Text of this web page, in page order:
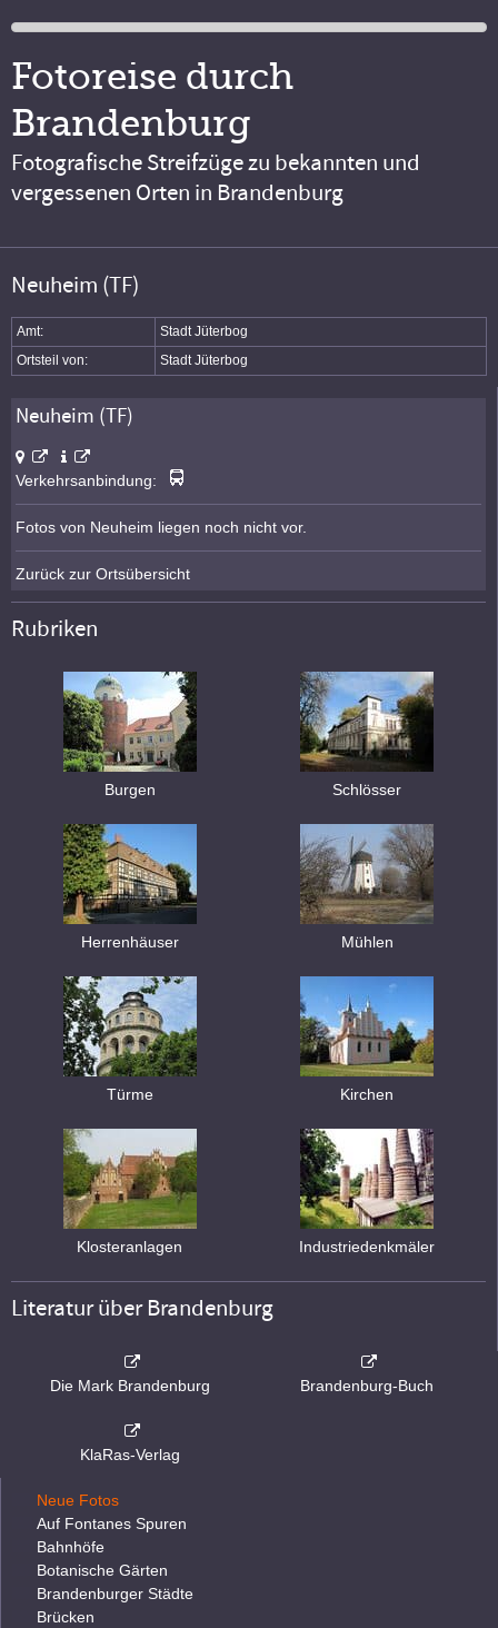
Fotoreise durch
Brandenburg
Fotografische Streifzüge zu bekannten und
vergessenen Orten in Brandenburg
Neuheim (TF)
Amt:
Stadt Jüterbog
Ortsteil von:
Stadt Jüterbog
Neuheim (TF)
Verkehrsanbindung:
Fotos von Neuheim liegen noch nicht vor.
Zurück zur Ortsübersicht
Rubriken
Burgen Schlösser
Herrenhäuser Mühlen
Türme Kirchen
Klosteranlagen Industriedenkmäler
Literatur über Brandenburg
Die Mark Brandenburg Brandenburg-Buch
KlaRas-Verlag
Neue Fotos
Auf Fontanes Spuren
Bahnhöfe
Botanische Gärten
Brandenburger Städte
Brücken